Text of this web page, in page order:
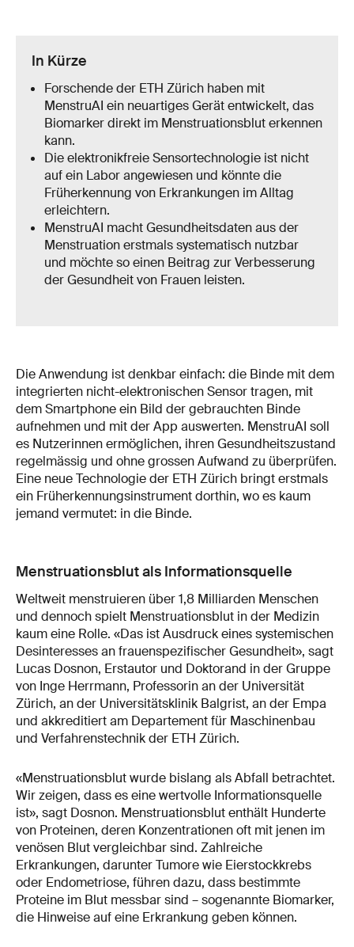
In Kürze
Forschende der ETH Zürich haben mit
MenstruAI ein neuartiges Gerät entwickelt, das
Biomarker direkt im Menstruationsblut erkennen
kann.
Die elektronikfreie Sensortechnologie ist nicht
auf ein Labor angewiesen und könnte die
Früherkennung von Erkrankungen im Alltag
erleichtern.
MenstruAI macht Gesundheitsdaten aus der
Menstruation erstmals systematisch nutzbar
und möchte so einen Beitrag zur Verbesserung
der Gesundheit von Frauen leisten.
Die Anwendung ist denkbar einfach: die Binde mit dem
integrierten nicht-elektronischen Sensor tragen, mit
dem Smartphone ein Bild der gebrauchten Binde
aufnehmen und mit der App auswerten. MenstruAI soll
es Nutzerinnen ermöglichen, ihren Gesundheitszustand
regelmässig und ohne grossen Aufwand zu überprüfen.
Eine neue Technologie der ETH Zürich bringt erstmals
ein Früherkennungsinstrument dorthin, wo es kaum
jemand vermutet: in die Binde.
Menstruationsblut als Informationsquelle
Weltweit menstruieren über 1,8 Milliarden Menschen
und dennoch spielt Menstruationsblut in der Medizin
kaum eine Rolle. «Das ist Ausdruck eines systemischen
Desinteresses an frauenspezifischer Gesundheit», sagt
Lucas Dosnon, Erstautor und Doktorand in der Gruppe
von Inge Herrmann, Professorin an der Universität
Zürich, an der Universitätsklinik Balgrist, an der Empa
und akkreditiert am Departement für Maschinenbau
und Verfahrenstechnik der ETH Zürich.
«Menstruationsblut wurde bislang als Abfall betrachtet.
Wir zeigen, dass es eine wertvolle Informationsquelle
ist», sagt Dosnon. Menstruationsblut enthält Hunderte
von Proteinen, deren Konzentrationen oft mit jenen im
venösen Blut vergleichbar sind. Zahlreiche
Erkrankungen, darunter Tumore wie Eierstockkrebs
oder Endometriose, führen dazu, dass bestimmte
Proteine im Blut messbar sind – sogenannte Biomarker,
die Hinweise auf eine Erkrankung geben können.